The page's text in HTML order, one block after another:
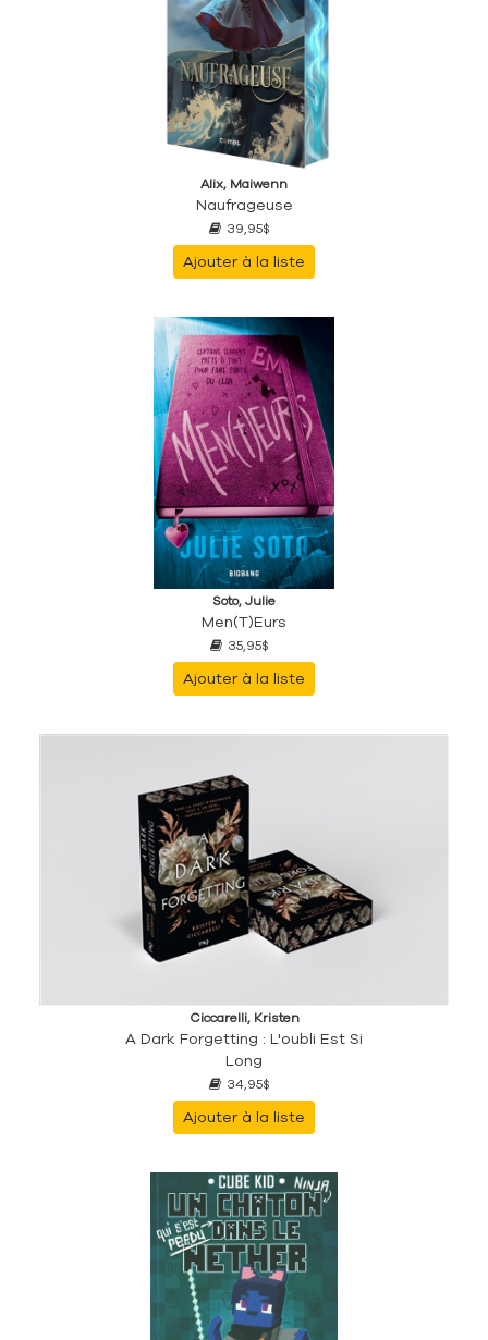
Alix, Maiwenn
Naufrageuse
39,95$
Ajouter à la liste
Soto, Julie
Men(t)eurs
35,95$
Ajouter à la liste
Ciccarelli, Kristen
A Dark Forgetting : L'oubli Est Si
Long
34,95$
Ajouter à la liste